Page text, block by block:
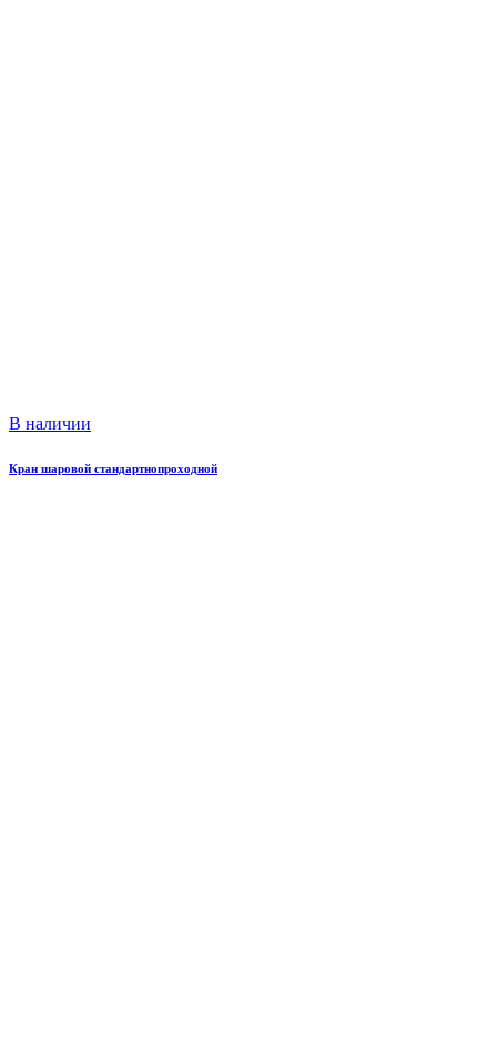
В наличии
Кран шаровой стандартнопроходной